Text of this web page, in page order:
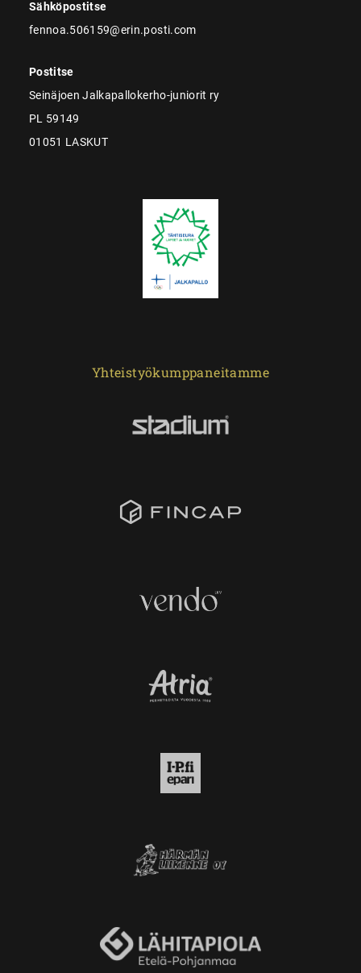
Sähköpostitse
fennoa.506159@erin.posti.com
Postitse
Seinäjoen Jalkapallokerho-juniorit ry
PL 59149
01051 LASKUT
Yhteistyökumppaneitamme